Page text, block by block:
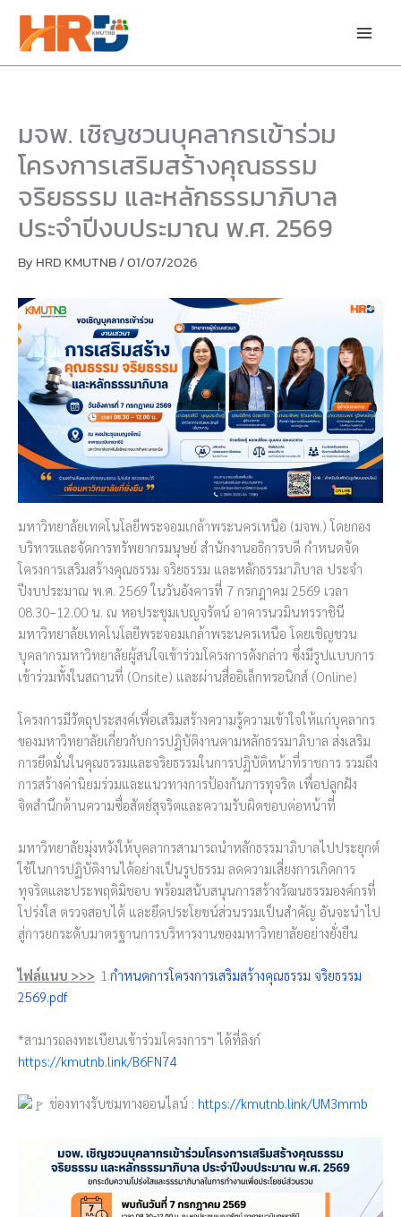
content
มจพ. เชิญชวนบุคลากรเข้าร่วม
โครงการเสริมสร้างคุณธรรม
จริยธรรม และหลักธรรมาภิบาล
ประจำปีงบประมาณ พ.ศ. 2569
By HRD KMUTNB/01/07/2026
มหาวิทยาลัยเทคโนโลยีพระจอมเกล้าพระนครเหนือ (มจพ.) โดยกอง
บริหารและจัดการทรัพยากรมนุษย์ สำนักงานอธิการบดี กำหนดจัด
โครงการเสริมสร้างคุณธรรม จริยธรรม และหลักธรรมาภิบาล ประจำ
ปีงบประมาณ พ.ศ. 2569 ในวันอังคารที่ 7 กรกฎาคม 2569 เวลา
08.30–12.00 น. ณ หอประชุมเบญจรัตน์ อาคารนวมินทรราชินี
มหาวิทยาลัยเทคโนโลยีพระจอมเกล้าพระนครเหนือ โดยเชิญชวน
บุคลากรมหาวิทยาลัยผู้สนใจเข้าร่วมโครงการดังกล่าว ซึ่งมีรูปแบบการ
เข้าร่วมทั้งในสถานที่ (Onsite) และผ่านสื่ออิเล็กทรอนิกส์ (Online)
โครงการมีวัตถุประสงค์เพื่อเสริมสร้างความรู้ความเข้าใจให้แก่บุคลากร
ของมหาวิทยาลัยเกี่ยวกับการปฏิบัติงานตามหลักธรรมาภิบาล ส่งเสริม
การยึดมั่นในคุณธรรมและจริยธรรมในการปฏิบัติหน้าที่ราชการ รวมถึง
การสร้างค่านิยมร่วมและแนวทางการป้องกันการทุจริต เพื่อปลูกฝัง
จิตสำนึกด้านความซื่อสัตย์สุจริตและความรับผิดชอบต่อหน้าที่
มหาวิทยาลัยมุ่งหวังให้บุคลากรสามารถนำหลักธรรมาภิบาลไปประยุกต์
ใช้ในการปฏิบัติงานได้อย่างเป็นรูปธรรม ลดความเสี่ยงการเกิดการ
ทุจริตและประพฤติมิชอบ พร้อมสนับสนุนการสร้างวัฒนธรรมองค์กรที่
โปร่งใส ตรวจสอบได้ และยึดประโยชน์ส่วนรวมเป็นสำคัญ อันจะนำไป
สู่การยกระดับมาตรฐานการบริหารงานของมหาวิทยาลัยอย่างยั่งยืน
ไฟล์แนบ >>> 1.กำหนดการโครงการเสริมสร้างคุณธรรม จริยธรรม
2569.pdf
*สามารถลงทะเบียนเข้าร่วมโครงการฯ ได้ที่ลิงก์
https://kmutnb.link/B6FN74
ช่องทางรับชมทางออนไลน์ : https://kmutnb.link/UM3mmb